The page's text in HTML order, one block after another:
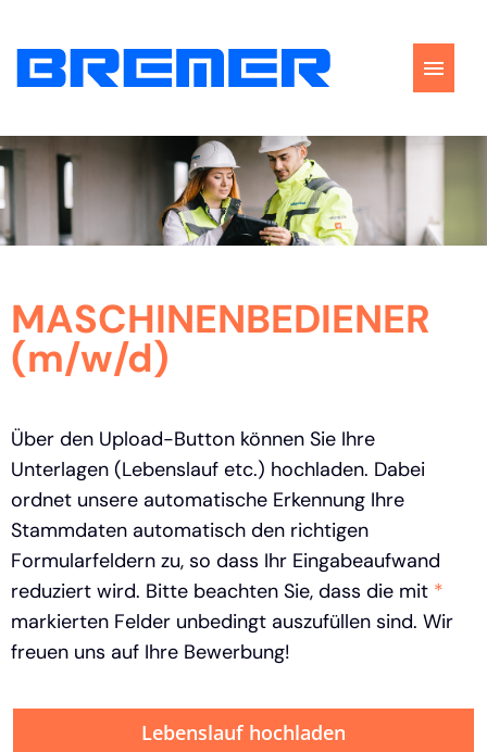
Perspektiven
FAQ
MASCHINENBEDIENER
(m/w/d)
Über den Upload-Button können Sie Ihre
Unterlagen (Lebenslauf etc.) hochladen. Dabei
ordnet unsere automatische Erkennung Ihre
Stammdaten automatisch den richtigen
Formularfeldern zu, so dass Ihr Eingabeaufwand
reduziert wird. Bitte beachten Sie, dass die mit *
markierten Felder unbedingt auszufüllen sind. Wir
freuen uns auf Ihre Bewerbung!
Lebenslauf hochladen